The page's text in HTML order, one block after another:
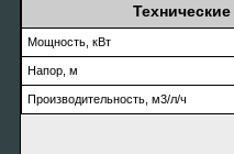
Мощность, кВт
Напор, м
Производительность, м3/л/ч